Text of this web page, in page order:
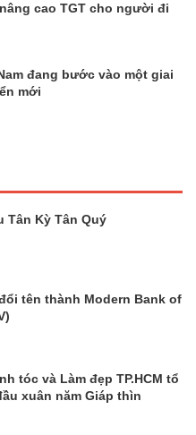
cao TGT cho người đi
đang bước vào một giai
mới
Tân Kỳ Tân Quý
tên thành Modern Bank of
tóc và Làm đẹp TP.HCM tổ
xuân năm Giáp thìn